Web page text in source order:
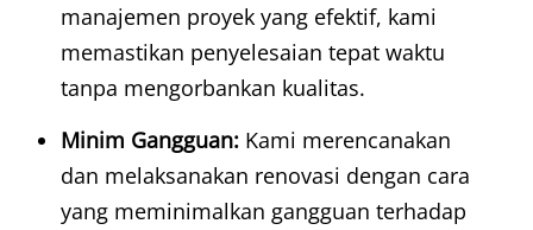
manajemen proyek yang efektif, kami
memastikan penyelesaian tepat waktu
tanpa mengorbankan kualitas.
Minim Gangguan: Kami merencanakan
dan melaksanakan renovasi dengan cara
yang meminimalkan gangguan terhadap